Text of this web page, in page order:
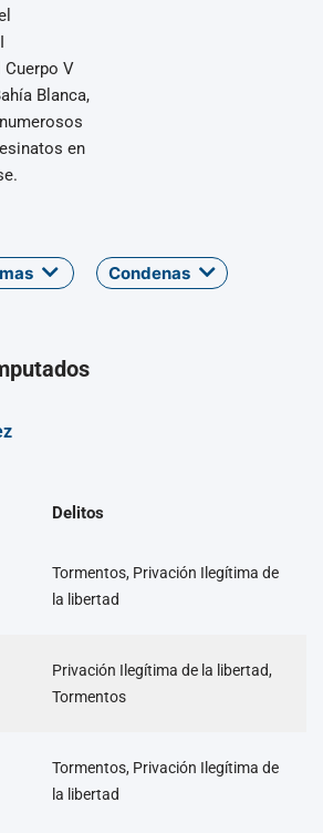
Cuerpo V
Blanca,
en
Condenas
Delitos
Tormentos, Privación Ilegítima de
la libertad
Privación Ilegítima de la libertad,
Tormentos
Tormentos, Privación Ilegítima de
la libertad